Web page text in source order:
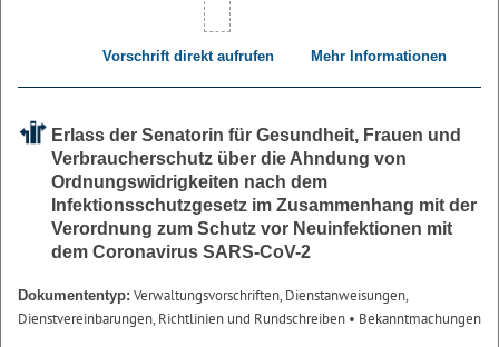
Vorschrift direkt aufrufen Mehr Informationen
Erlass der Senatorin für Gesundheit, Frauen und
Verbraucherschutz über die Ahndung von
Ordnungswidrigkeiten nach dem
Infektionsschutzgesetz im Zusammenhang mit der
Verordnung zum Schutz vor Neuinfektionen mit
dem Coronavirus SARS-CoV-2
Dokumententyp: Verwaltungsvorschriften, Dienstanweisungen,
Dienstvereinbarungen, Richtlinien und Rundschreiben • Bekanntmachungen